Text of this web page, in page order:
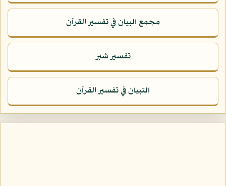
مجمع البيان في تفسير القرآن
تفسير شبر
التبيان في تفسير القرآن